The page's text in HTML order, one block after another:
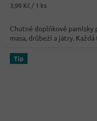
5,0
5
hvězdiček.
Měrná
3,99 Kč / 1 ks
Chutné doplňkové pamlsky
masa, drůbeží a játry.
Tip